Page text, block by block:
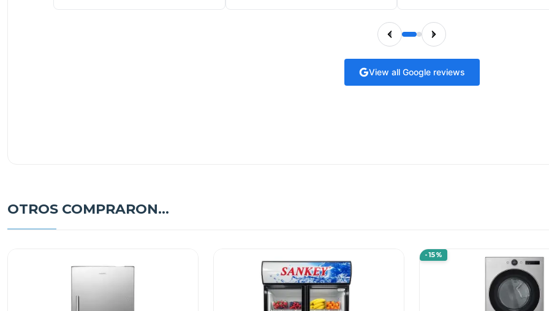
View all Google reviews
OTROS COMPRARON...
-15%